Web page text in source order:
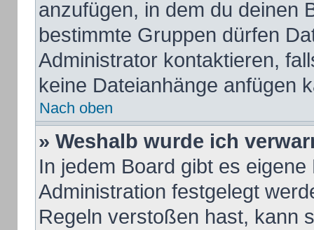
anzufügen, in dem du deinen
bestimmte Gruppen dürfen
Administrator kontaktieren,
keine Dateianhänge anfügen
Nach oben
» Weshalb wurde ich
In jedem Board gibt es
Administration festgelegt
Regeln verstoßen hast, kann